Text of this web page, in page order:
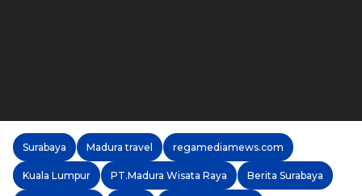
Surabaya Madura travel regamediamews.com
Kuala Lumpur PT.Madura Wisata Raya Berita Surabaya